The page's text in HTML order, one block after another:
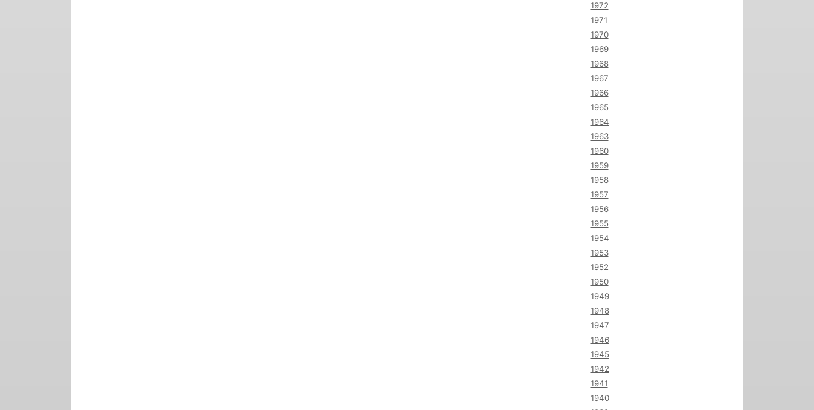
1972
1971
1970
1969
1968
1967
1966
1965
1964
1963
1960
1959
1958
1957
1956
1955
1954
1953
1952
1950
1949
1948
1947
1946
1945
1942
1941
1940